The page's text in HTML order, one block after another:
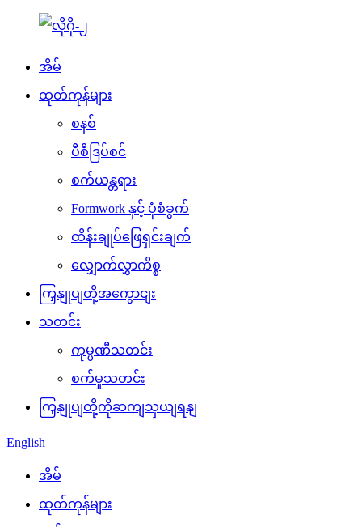
အိမ်
ထုတ်ကုန်များ
စနစ်
ပီစီဒြပ်စင်
စက်ယန္တရား
Formwork နှင့် ပုံစံခွက်
ထိန်းချုပ်ဖြေရှင်းချက်
လျှောက်လွှာကိစ္စ
ကြှနျုပျတို့အကွောငျး
သတင်း
ကုမ္ပဏီသတင်း
စက်မှုသတင်း
ကြှနျုပျတို့ကိုဆကျသှယျရနျ
English
အိမ်
ထုတ်ကုန်များ